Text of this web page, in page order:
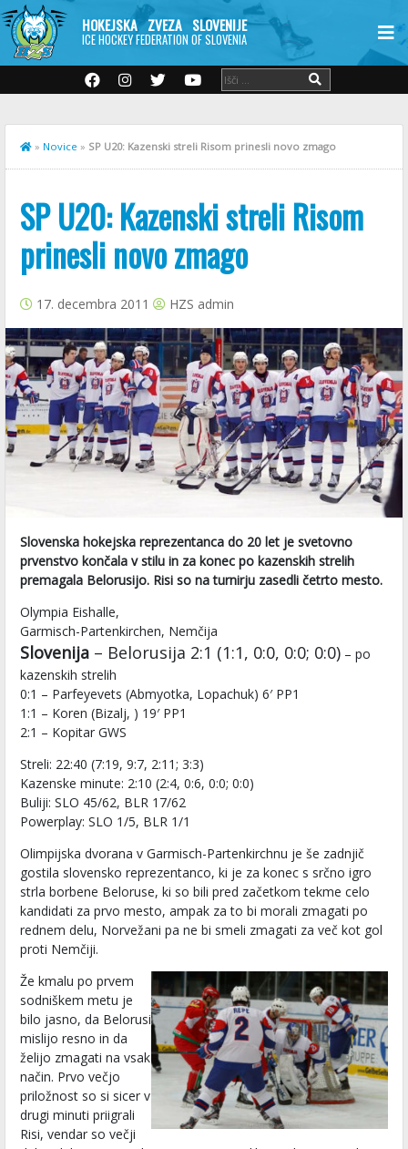
HOKEJSKA ZVEZA SLOVENIJE
ICE HOCKEY FEDERATION OF SLOVENIA
» Novice » SP U20: Kazenski streli Risom prinesli novo zmago
SP U20: Kazenski streli Risom
prinesli novo zmago
17. decembra 2011 HZS admin
Slovenska hokejska reprezentanca do 20 let je svetovno
prvenstvo končala v stilu in za konec po kazenskih strelih
premagala Belorusijo. Risi so na turnirju zasedli četrto mesto.
Olympia Eishalle,
Garmisch-Partenkirchen, Nemčija
Slovenija – Belorusija 2:1 (1:1, 0:0, 0:0; 0:0) – po
kazenskih strelih
0:1 – Parfeyevets (Abmyotka, Lopachuk) 6′ PP1
1:1 – Koren (Bizalj, ) 19′ PP1
2:1 – Kopitar GWS
Streli: 22:40 (7:19, 9:7, 2:11; 3:3)
Kazenske minute: 2:10 (2:4, 0:6, 0:0; 0:0)
Buliji: SLO 45/62, BLR 17/62
Powerplay: SLO 1/5, BLR 1/1
Olimpijska dvorana v Garmisch-Partenkirchnu je še zadnjič
gostila slovensko reprezentanco, ki je za konec s srčno igro
strla borbene Beloruse, ki so bili pred začetkom tekme celo
kandidati za prvo mesto, ampak za to bi morali zmagati po
rednem delu, Norvežani pa ne bi smeli zmagati za več kot gol
proti Nemčiji.
Že kmalu po prvem
sodniškem metu je
bilo jasno, da Belorusi
mislijo resno in da
želijo zmagati na vsak
način. Prvo večjo
priložnost so si sicer v
drugi minuti priigrali
Risi, vendar so večji